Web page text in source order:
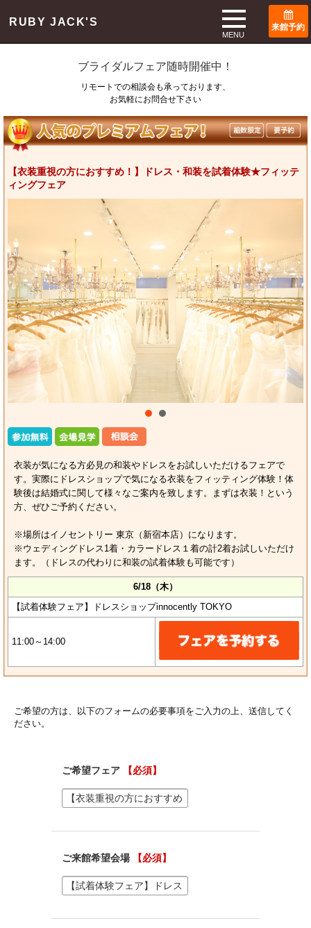
RUBY JACK'S
MENU
来館予約
ブライダルフェア随時開催中！
リモートでの相談会も承っております、
お気軽にお問合せ下さい
【衣装重視の方におすすめ！】ドレス・和装を試着体験★フィッテ
ィングフェア
衣装が気になる方必見の和装やドレスをお試しいただけるフェアで
す。実際にドレスショップで気になる衣装をフィッティング体験！体
験後は結婚式に関して様々なご案内を致します。まずは衣装！という
方、ぜひご予約ください。
※場所はイノセントリー 東京（新宿本店）になります。
※ウェディングドレス1着・カラードレス１着の計2着お試しいただけ
ます。（ドレスの代わりに和装の試着体験も可能です）
6/18（木）
【試着体験フェア】ドレスショップinnocently TOKYO
11:00～14:00